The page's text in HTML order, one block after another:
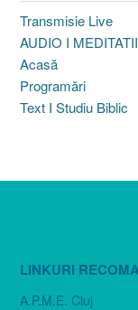
Transmisie Live
AUDIO I
Acasă
Programări
Text I Studiu Biblic
LINKURI
A.P.M.E. Cluj